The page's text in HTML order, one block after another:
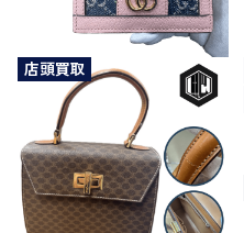
店頭買取